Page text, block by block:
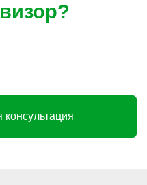
консультация